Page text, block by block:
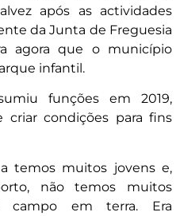
após as actividades
da Junta de Freguesia
agora que o município
infantil.
funções em 2019,
criar condições para fins
temos muitos jovens e,
não temos muitos
campo em terra. Era